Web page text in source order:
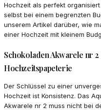
Hochzeit als perfekt
selbst bei einem begrenzten
unserem Artikel darüber, wie
einer Hochzeit mit kleinem
Schokoladen Akwarele nr
Hochzeitspapeterie
Der Schlüssel zu einer
Hochzeit ist Konsistenz. Das
Akwarele nr 2 muss nicht bei